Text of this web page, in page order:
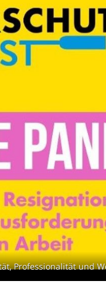
Professionalität und